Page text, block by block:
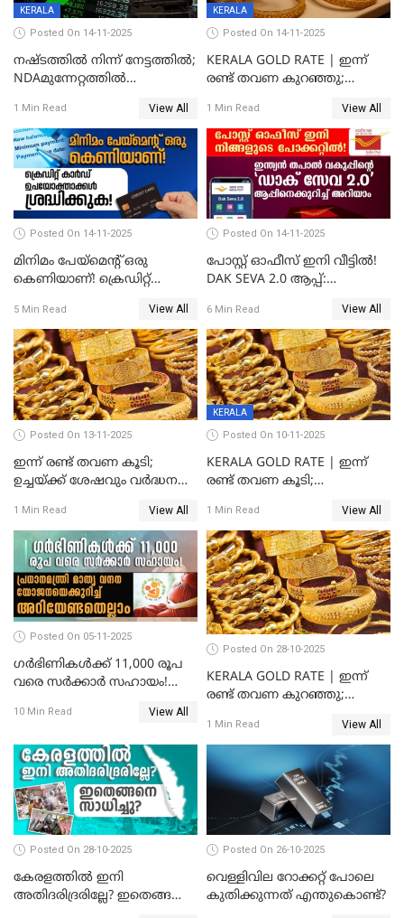
KERALA
Posted On 14-11-2025
നഷ്ടത്തിൽ നിന്ന് നേട്ടത്തിൽ;
NDAമുന്നേറ്റത്തിൽ
1 Min Read View All
KERALA
Posted On 14-11-2025
KERALA GOLD RATE | ഇന്ന്
രണ്ട് തവണ കുറഞ്ഞു;
1 Min Read View All
Posted On 14-11-2025
മിനിമം പേയ്മെന്റ് ഒരു
കെണിയാണ്! ക്രെഡിറ്റ്
ശ്രദ്ധിക്കുക!
5 Min Read View All
Posted On 14-11-2025
പോസ്റ്റ് ഓഫീസ് ഇനി വീട്ടിൽ!
DAK SEVA 2.0 ആപ്പ്:
എന്തൊക്കെയാണെന്ന്
നോക്കാം
6 Min Read View All
Posted On 13-11-2025
ഇന്ന് രണ്ട് തവണ കൂടി;
ഉച്ചയ്ക്ക് ശേഷവും വർദ്ധനവ്;
സ്വർണവിലയിൽ കുതിപ്പ്
1 Min Read View All
KERALA
Posted On 10-11-2025
KERALA GOLD RATE | ഇന്ന്
രണ്ട് തവണ കൂടി;
1 Min Read View All
Posted On 05-11-2025
ഗർഭിണികൾക്ക് 11,000 രൂപ
വരെ സർക്കാർ സഹായം!
യോജനയെക്കുറിച്ച്
10 Min Read View All
Posted On 28-10-2025
KERALA GOLD RATE | ഇന്ന്
രണ്ട് തവണ കുറഞ്ഞു;
1800 രൂപ
1 Min Read View All
Posted On 28-10-2025
കേരളത്തിൽ ഇനി
അതിദരിദ്രരില്ലേ? ഇതെങ്ങനെ
Posted On 26-10-2025
വെള്ളിവില റോക്കറ്റ് പോലെ
കുതിക്കുന്നത് എന്തുകൊണ്ട്?